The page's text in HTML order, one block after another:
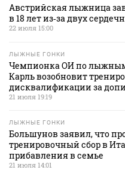
Австрийская лыжница
в 18 лет из‑за двух
22 июля 15:00
ЛЫЖНЫЕ ГОНКИ
Чемпионка ОИ по
Карль возобновит
дисквалификации за
21 июля 19:19
ЛЫЖНЫЕ ГОНКИ
Большунов заявил, что
тренировочный сбор в
прибавления в семье
21 июля 14:01